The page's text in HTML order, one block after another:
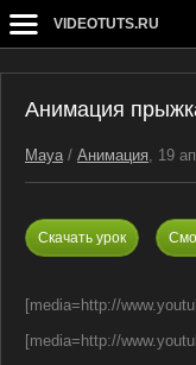
VIDEOTUTS.RU
Анимация
Maya/ Анимация, 19
Скачать урок
[media=http://
[media=http://